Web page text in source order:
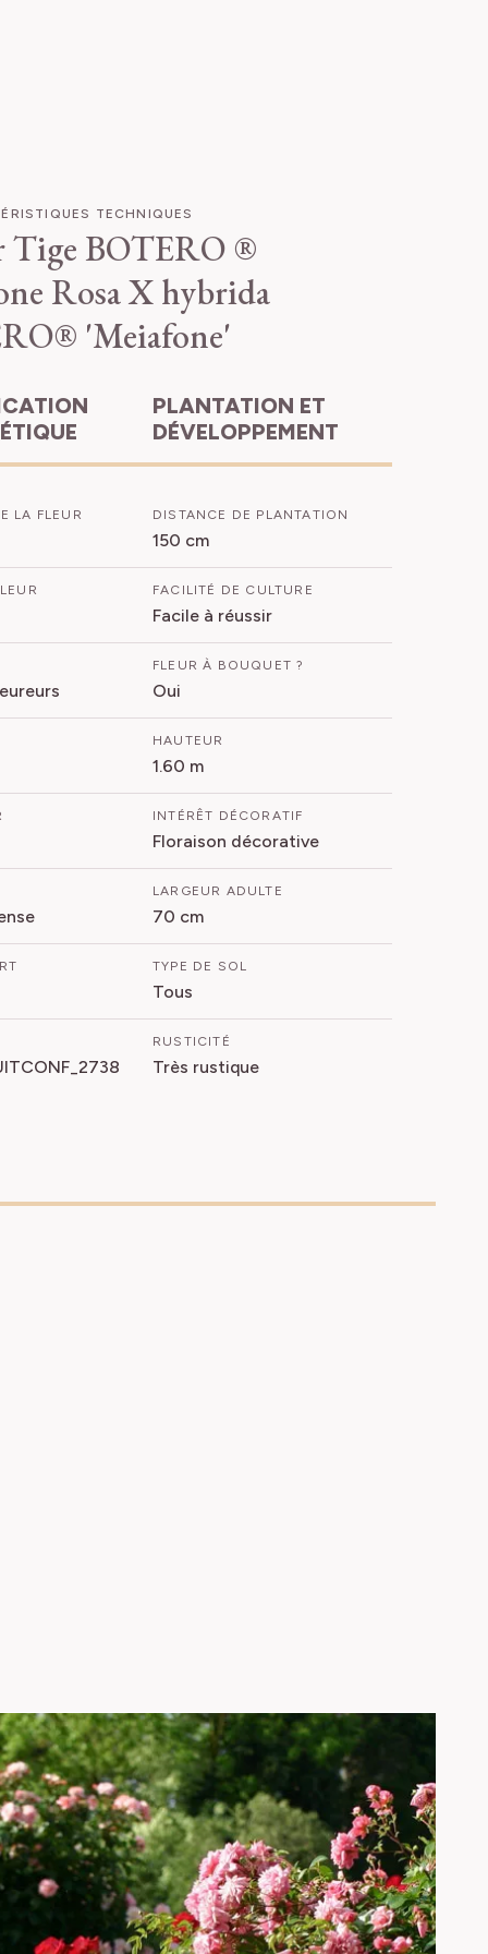
TECHNIQUES
Tige BOTERO ®
Rosa X hybrida
'Meiafone'
LA FLEUR
PLANTATION ET
DÉVELOPPEMENT
DISTANCE DE PLANTATION
150 cm
FACILITÉ DE CULTURE
Facile à réussir
FLEUR À BOUQUET ?
Oui
HAUTEUR
1.60 m
INTÉRÊT DÉCORATIF
Floraison décorative
LARGEUR ADULTE
70 cm
TYPE DE SOL
Tous
RUSTICITÉ
Très rustique